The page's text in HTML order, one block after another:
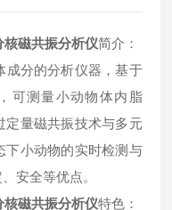
核磁共振分析仪简介：
成分的分析仪器，基于
可测量小动物体内脂
定量磁共振技术与多元
下小动物的实时检测与
安全等优点。
核磁共振分析仪特色：